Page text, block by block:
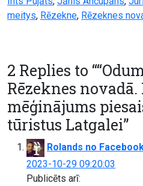
meitys, Rēzekne, Rēzeknes
2 Replies to “
Rēzeknes
mēģinājums
tūristus Latgalei”
Rolands no
2023-10-29 09:20:03
Publicēts arī: